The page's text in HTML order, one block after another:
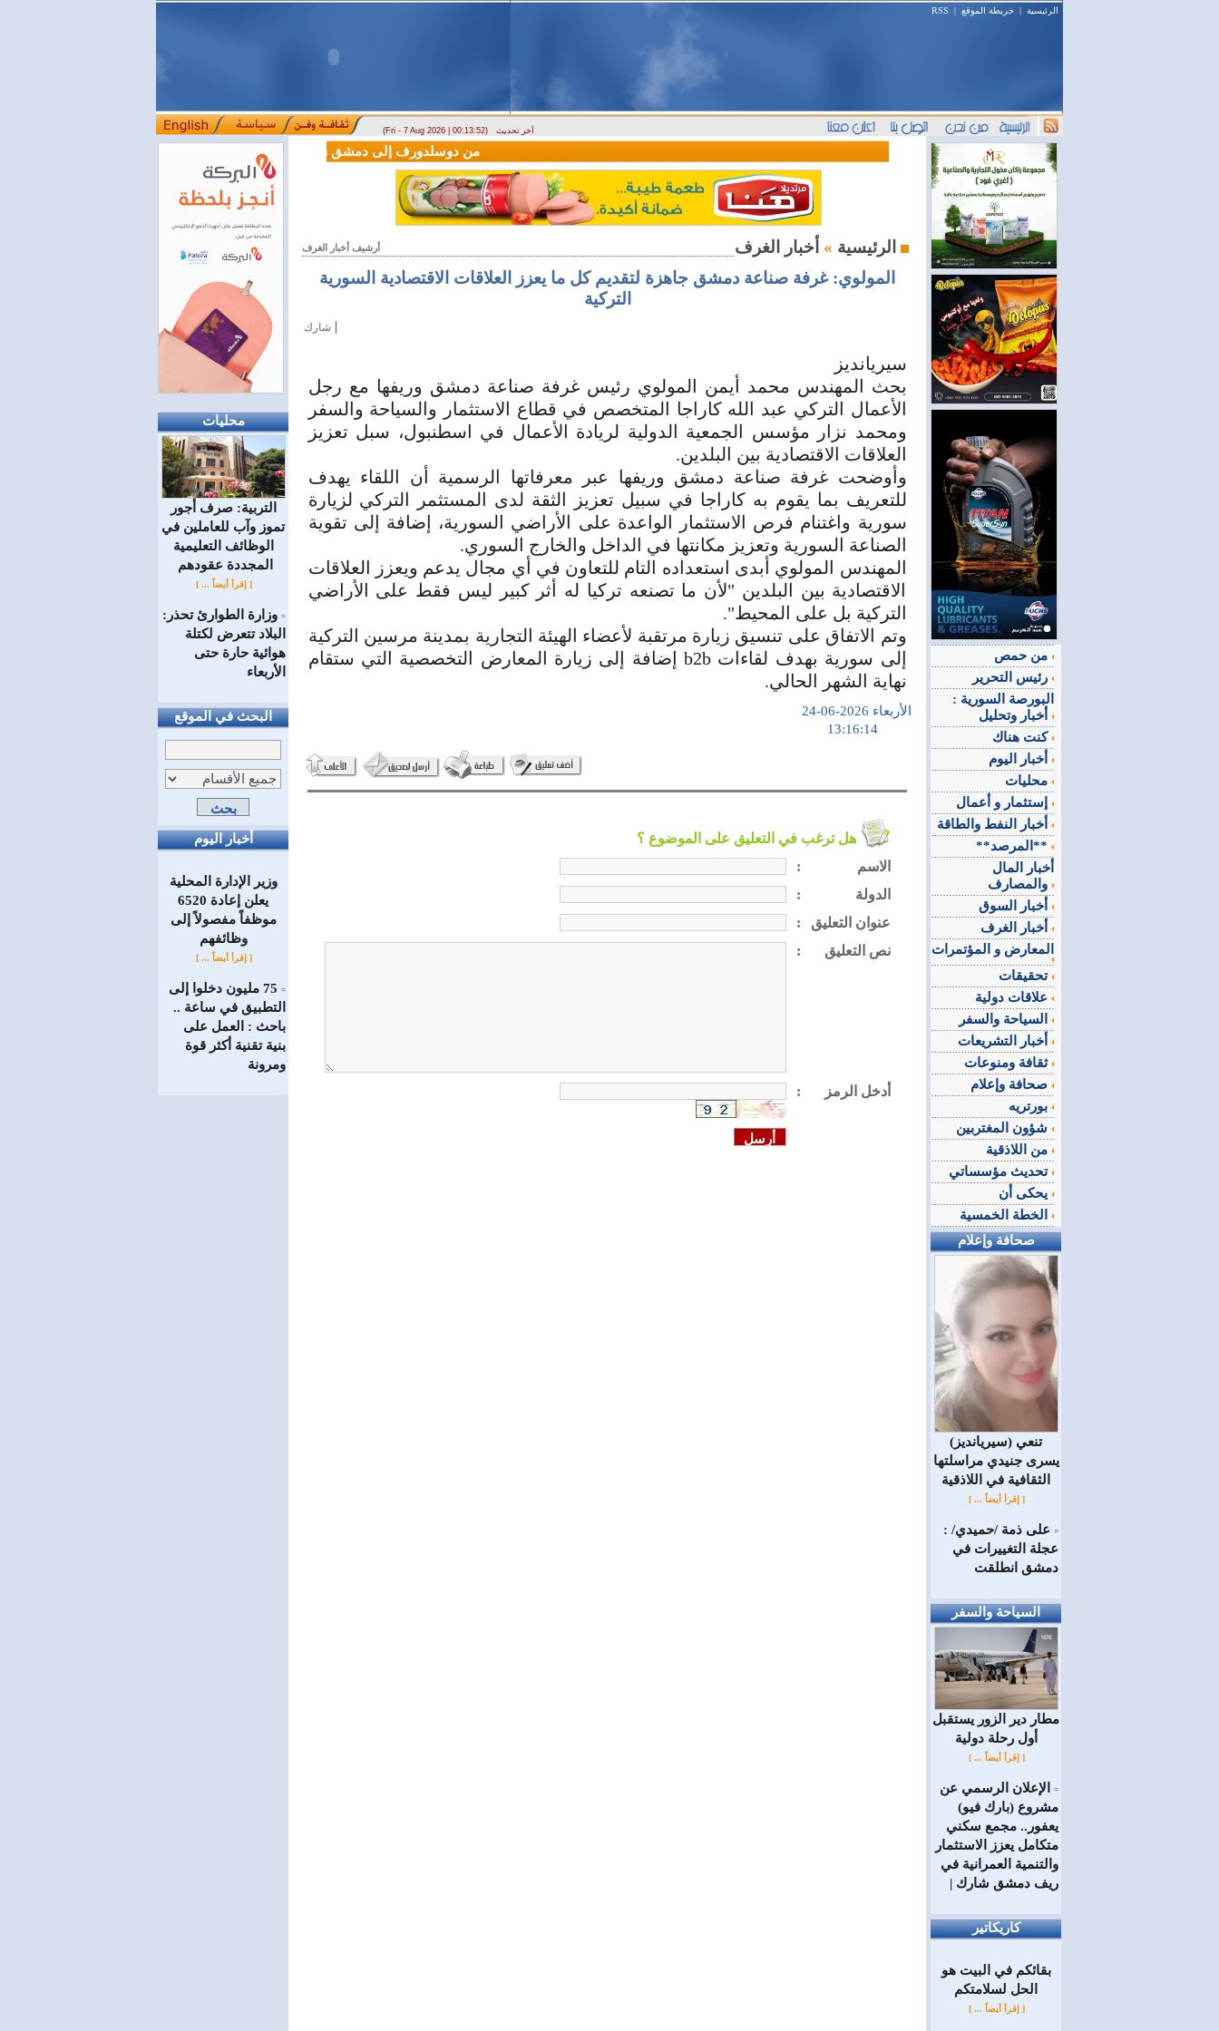
الرئيسية | خريطة الموقع |
RSS
(Fri - 7 Aug 2026 | 00:13:52) آخر تحديث
محليات
التربية: صرف أجور
تموز وآب للعاملين في
الوظائف ‏التعليمية
المجددة عقودهم ‏
[ إقرأ أيضاً ... ]
= وزارة الطوارئ تحذر:
البلاد تتعرض لكتلة
هوائية حارة حتى
الأربعاء
البحث في الموقع
أخبار اليوم
وزير الإدارة المحلية
يعلن إعادة 6520
موظفاً مفصولاً إلى
‏وظائفهم
[ إقرأ أيضاً ... ]
=
75 مليون دخلوا إلى
التطبيق في ساعة ..
باحث : العمل على
بنية تقنية أكثر قوة
ومرونة
أرشيف أخبار الغرف الرئيسية »
المولوي: غرفة صناعة دمشق جاهزة لتقديم كل ما يعزز العلاقات الاقتصادية السورية
التركية
شارك |
سيريانديز
بحث المهندس محمد أيمن المولوي رئيس غرفة صناعة دمشق وريفها مع رجل
الأعمال التركي عبد الله كاراجا المتخصص في قطاع الاستثمار والسياحة والسفر
ومحمد نزار مؤسس الجمعية الدولية لريادة الأعمال في اسطنبول، سبل تعزيز
العلاقات الاقتصادية بين البلدين.
وأوضحت غرفة صناعة دمشق وريفها عبر معرفاتها الرسمية أن اللقاء يهدف
للتعريف بما يقوم به كاراجا في سبيل تعزيز الثقة لدى المستثمر التركي لزيارة
سورية واغتنام فرص الاستثمار الواعدة على الأراضي السورية، إضافة إلى تقوية
الصناعة السورية وتعزيز مكانتها في الداخل والخارج السوري.
المهندس المولوي أبدى استعداده التام للتعاون في أي مجال يدعم ويعزز العلاقات
الاقتصادية بين البلدين "لأن ما تصنعه تركيا له أثر كبير ليس فقط على الأراضي
التركية بل على المحيط".
وتم الاتفاق على تنسيق زيارة مرتقبة لأعضاء الهيئة التجارية بمدينة مرسين التركية
إلى سورية بهدف لقاءات b2b إضافة إلى زيارة المعارض التخصصية التي ستقام
نهاية الشهر الحالي.
الأربعاء 2026-06-24
هل ترغب في التعليق على الموضوع ؟
:
الاسم
:
الدولة
:
عنوان التعليق
:
نص التعليق
: أدخل الرمز
البورصة السورية :
كنت هناك
**المرصد**
أخبار المال
المعارض و المؤتمرات
تحقيقات
ثقافة ومنوعات
تحديث مؤسساتي
صحافة وإعلام
(سيريانديز) تنعي
يسرى جنيدي مراسلتها
الثقافية في اللاذقية
[ إقرأ أيضاً ... ]
= على ذمة /حميدي/ :
عجلة التغييرات في
دمشق انطلقت
السياحة والسفر
مطار دير الزور يستقبل
أول رحلة دولية
[ إقرأ أيضاً ... ]
=
الإعلان الرسمي عن
مشروع (بارك فيو)
يعفور.. مجمع سكني
متكامل يعزز الاستثمار
والتنمية العمرانية في
ريف دمشق شارك |
كاريكاتير
بقائكم في البيت هو
الحل لسلامتكم
[ إقرأ أيضاً ... ]